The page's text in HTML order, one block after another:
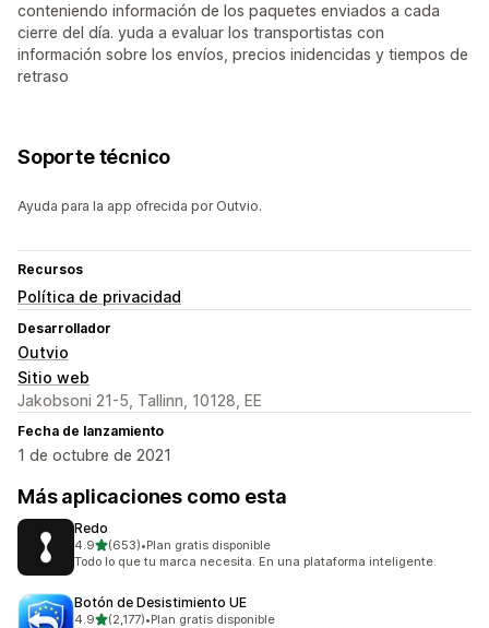
conteniendo información de los paquetes enviados a cada
cierre del día. yuda a evaluar los transportistas con
información sobre los envíos, precios inidencidas y tiempos de
retraso
Soporte técnico
Ayuda para la app ofrecida por Outvio.
Recursos
Política de privacidad
Desarrollador
Outvio
Sitio web
Jakobsoni 21-5, Tallinn, 10128, EE
Fecha de lanzamiento
1 de octubre de 2021
Más aplicaciones como esta
Redo
4.9de 5 estrellas
(653)
653 reseñas en total
•Plan gratis disponible
Todo lo que tu marca necesita. En una plataforma inteligente.
Botón de Desistimiento UE
4.9de 5 estrellas
(2,177)•Plan gratis disponible